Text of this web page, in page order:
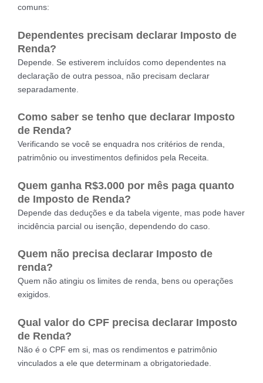
comuns:
Dependentes precisam declarar Imposto de
Renda?
Depende. Se estiverem incluídos como dependentes na
declaração de outra pessoa, não precisam declarar
separadamente.
Como saber se tenho que declarar Imposto
de Renda?
Verificando se você se enquadra nos critérios de renda,
patrimônio ou investimentos definidos pela Receita.
Quem ganha R$3.000 por mês paga quanto
de Imposto de Renda?
Depende das deduções e da tabela vigente, mas pode haver
incidência parcial ou isenção, dependendo do caso.
Quem não precisa declarar Imposto de
renda?
Quem não atingiu os limites de renda, bens ou operações
exigidos.
Qual valor do CPF precisa declarar Imposto
de Renda?
Não é o CPF em si, mas os rendimentos e patrimônio
vinculados a ele que determinam a obrigatoriedade.